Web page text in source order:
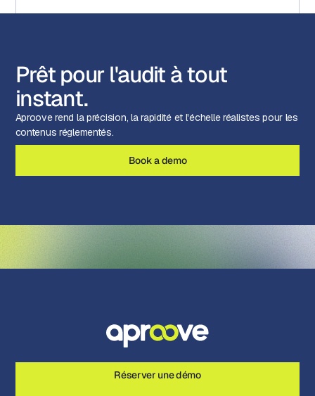
Prêt pour l'audit à tout
instant.
Aproove rend la précision, la rapidité et l'échelle réalistes pour les
contenus réglementés.
Book a demo
Réserver une démo